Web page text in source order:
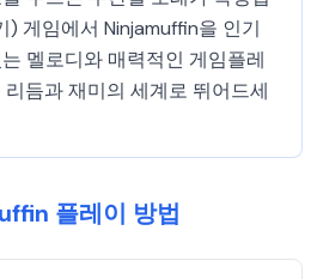
) 게임에서 Ninjamuffin을 인기
멜로디와 매력적인 게임플레
듬과 재미의 세계로 뛰어드세
플레이 방법